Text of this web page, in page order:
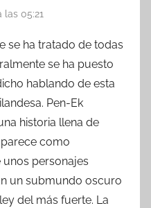
05:21
se ha tratado de todas
se ha puesto
hablando de esta
Pen-Ek
historia llena de
como
personajes
un submundo oscuro
del más fuerte. La